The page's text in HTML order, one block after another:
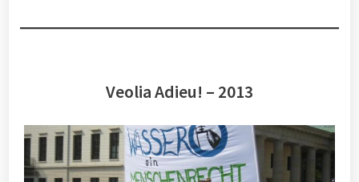
Veolia Adieu! – 2013